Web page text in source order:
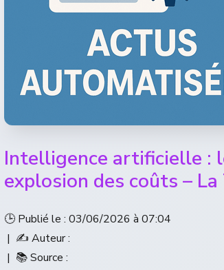
Intelligence artificielle :
explosion des coûts –
🕒 Publié le : 03/06/2026 à 07:04
| ✍️ Auteur :
| 📚 Source :